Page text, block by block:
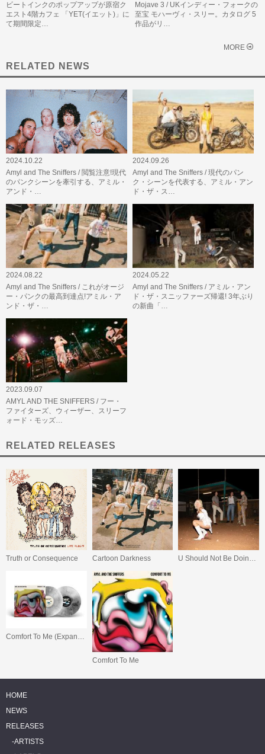
ビートインクのポップアップが原宿ク
エスト4階カフェ 「YET(イエット)」に
て期間限定…
Mojave 3 / UKインディー・フォークの
至宝 モハーヴィ・スリー。カタログ 5
作品がリ…
MORE
RELATED NEWS
2024.10.22
Amyl and The Sniffers / 閲覧注意!現代
のパンクシーンを牽引する、アミル・
アンド・…
2024.09.26
Amyl and The Sniffers / 現代のパン
ク・シーンを代表する、アミル・アン
ド・ザ・ス…
2024.08.22
Amyl and The Sniffers / これがオージ
ー・パンクの最高到達点!アミル・ア
ンド・ザ・…
2024.05.22
Amyl and The Sniffers / アミル・アン
ド・ザ・スニッファーズ帰還! 3年ぶり
の新曲「…
2023.09.07
AMYL AND THE SNIFFERS / フー・
ファイターズ、ウィーザー、スリーフ
ォード・モッズ…
RELATED RELEASES
Truth or Consequence Cartoon Darkness U Should Not Be Doing That
Comfort To Me
HOME
NEWS
RELEASES
ARTISTS